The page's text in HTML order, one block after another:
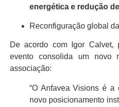
energética e redução
Reconfiguração global
De acordo com Igor Calvet,
evento consolida um novo
associação:
“O Anfavea Visions é a
novo posicionamento